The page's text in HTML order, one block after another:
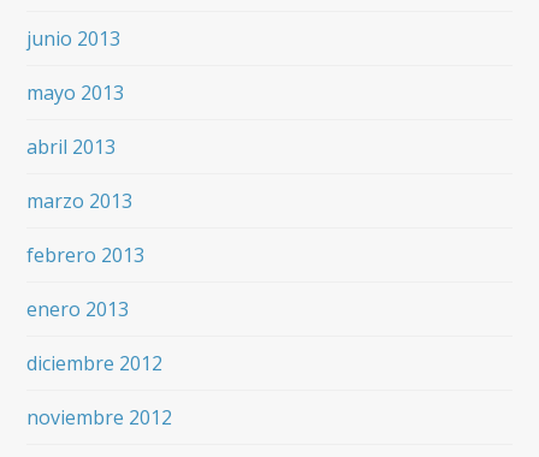
junio 2013
mayo 2013
abril 2013
marzo 2013
febrero 2013
enero 2013
diciembre 2012
noviembre 2012